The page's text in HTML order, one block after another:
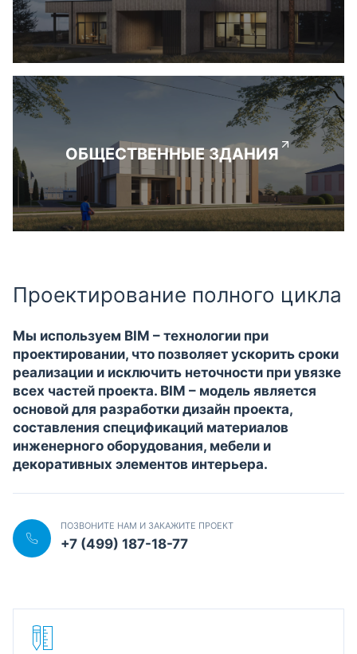
ОБЩЕСТВЕННЫЕ ЗДАНИЯ
Проектирование полного цикла
Мы используем BIM – технологии при
проектировании, что позволяет ускорить сроки
реализации и исключить неточности при увязке
всех частей проекта. BIM – модель является
основой для разработки дизайн проекта,
составления спецификаций материалов
инженерного оборудования, мебели и
декоративных элементов интерьера.
ПОЗВОНИТЕ НАМ И ЗАКАЖИТЕ ПРОЕКТ
+7 (499) 187-18-77